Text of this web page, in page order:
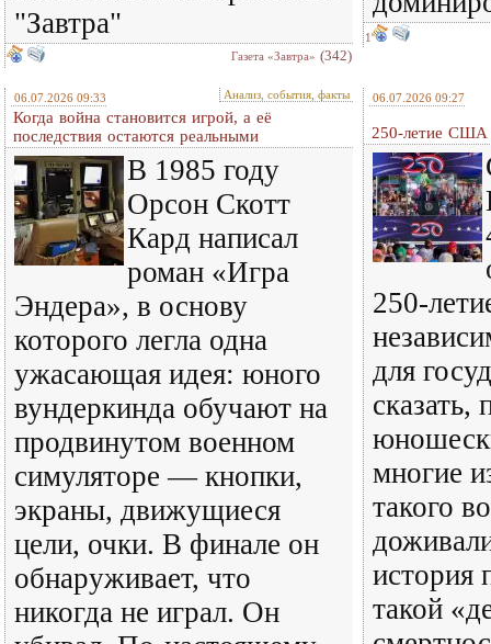
"Завтра"
Газета «Завтра» (342)
1
06.07.2026 09:33 Анализ, события, факты
Когда война становится игрой, а её
последствия остаются реальными
В 1985 году
Орсон Скотт
Кард написал
роман «Игра
Эндера», в основу
которого легла одна
ужасающая идея: юного
вундеркинда обучают на
продвинутом военном
симуляторе — кнопки,
экраны, движущиеся
цели, очки. В финале он
обнаруживает, что
никогда не играл. Он
06.07.2026 09:27
250-летие США
250-
для
сказать,
многие
такого
история
такой